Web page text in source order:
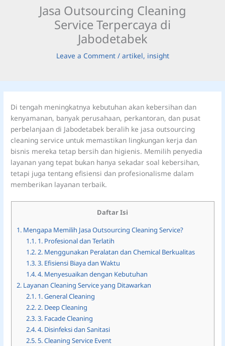
Jasa Outsourcing Cleaning
Service Terpercaya di
Jabodetabek
Leave a Comment / artikel, insight
Di tengah meningkatnya kebutuhan akan kebersihan dan
kenyamanan, banyak perusahaan, perkantoran, dan pusat
perbelanjaan di Jabodetabek beralih ke jasa outsourcing
cleaning service untuk memastikan lingkungan kerja dan
bisnis mereka tetap bersih dan higienis. Memilih penyedia
layanan yang tepat bukan hanya sekadar soal kebersihan,
tetapi juga tentang efisiensi dan profesionalisme dalam
memberikan layanan terbaik.
Daftar Isi
1.Mengapa Memilih Jasa Outsourcing Cleaning Service?
1.1.1. Profesional dan Terlatih
1.2.2. Menggunakan Peralatan dan Chemical Berkualitas
1.3.3. Efisiensi Biaya dan Waktu
1.4.4. Menyesuaikan dengan Kebutuhan
2.Layanan Cleaning Service yang Ditawarkan
2.1.1. General Cleaning
2.2.2. Deep Cleaning
2.3.3. Facade Cleaning
2.4.4. Disinfeksi dan Sanitasi
2.5.5. Cleaning Service Event